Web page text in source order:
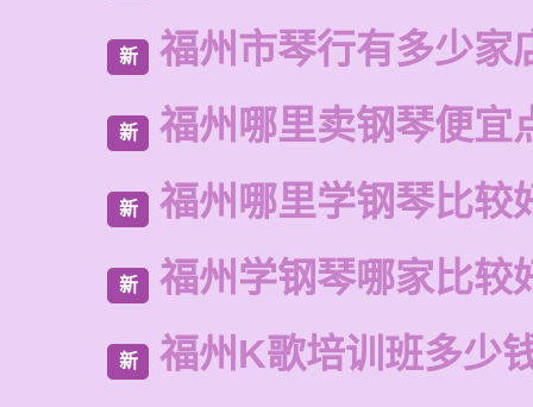
新 福州市琴行有多少家
新 福州哪里卖钢琴便宜
新 福州哪里学钢琴比较
新 福州学钢琴哪家比较
新 福州K歌培训班多少